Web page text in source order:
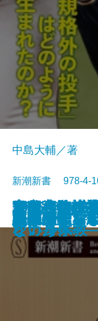
目的への抵
―
2035年の中
残るか―
不老脳
国難のイン
マイ遍路―
八十八ヶ所
東京大学の
言葉―
官邸官僚が
方
うらやまし
NHK受信料
山本由伸
中島大輔／著
新潮新書 978-4-
新書電子書籍あり
ボブ・ディ
脳の闇
正義の味方
悪さをしな
患者が知ら
誰が農業を
寿命ハック
ない身体―
シチリアの
シカルへ―
流山がすご
デマ・陰謀
という宗教